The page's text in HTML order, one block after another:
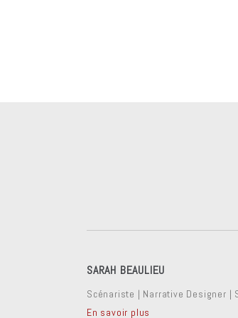
SARAH BEAULIEU
Scénariste | Narrative Designer |
En savoir plus